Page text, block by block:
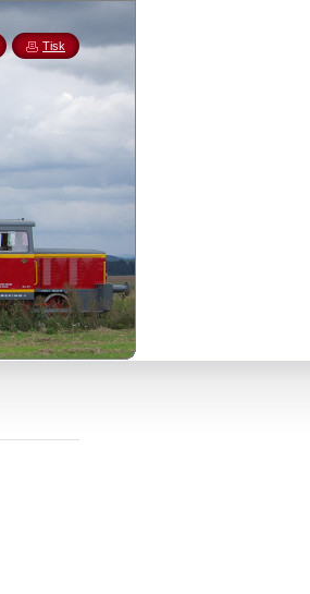
Tisk